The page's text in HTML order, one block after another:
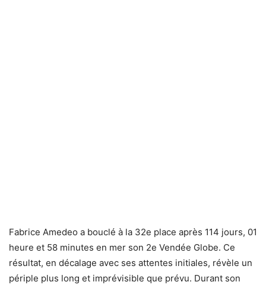
Fabrice Amedeo a bouclé à la 32e place après 114 jours, 01
heure et 58 minutes en mer son 2e Vendée Globe. Ce
résultat, en décalage avec ses attentes initiales, révèle un
périple plus long et imprévisible que prévu. Durant son